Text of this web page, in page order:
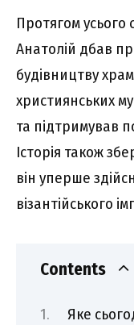
Протягом усього
Анатолій дбав
будівництву
християнських
та підтримував
Історія також
він уперше
візантійського
Contents
Яке